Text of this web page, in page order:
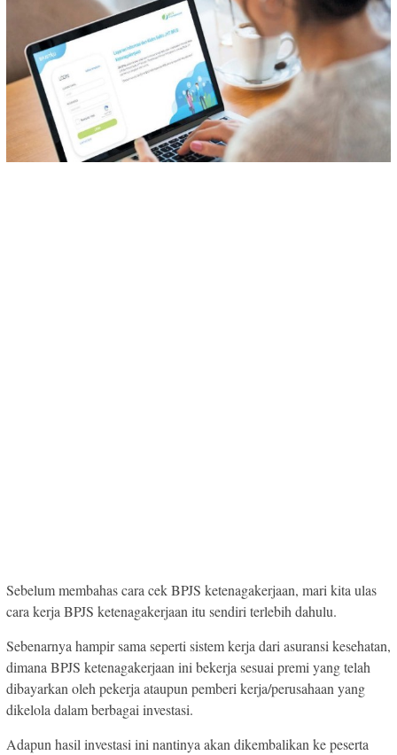
Sebelum membahas cara cek BPJS ketenagakerjaan, mari kita ulas
cara kerja BPJS ketenagakerjaan itu sendiri terlebih dahulu.
Sebenarnya hampir sama seperti sistem kerja dari asuransi kesehatan,
dimana BPJS ketenagakerjaan ini bekerja sesuai premi yang telah
dibayarkan oleh pekerja ataupun pemberi kerja/perusahaan yang
dikelola dalam berbagai investasi.
Adapun hasil investasi ini nantinya akan dikembalikan ke peserta